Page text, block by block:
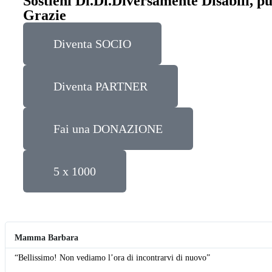
Grazie
Diventa SOCIO
Diventa PARTNER
Fai una DONAZIONE
5 x 1000
Mamma Barbara
“Bellissimo! Non vediamo l’ora di incontrarvi di nuovo”